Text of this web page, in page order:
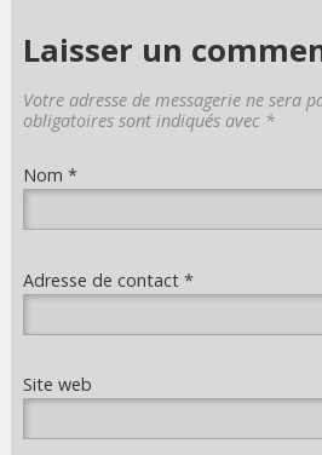
Laisser un
Votre adresse de messagerie ne sera
obligatoires sont indiqués avec *
Nom *
Adresse de contact *
Site web